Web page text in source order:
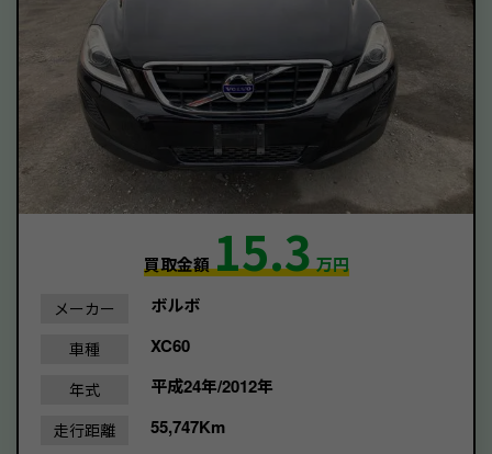
買取金額15.3万円
メーカー ボルボ
車種 XC60
年式 平成24年/2012年
走行距離 55,747Km